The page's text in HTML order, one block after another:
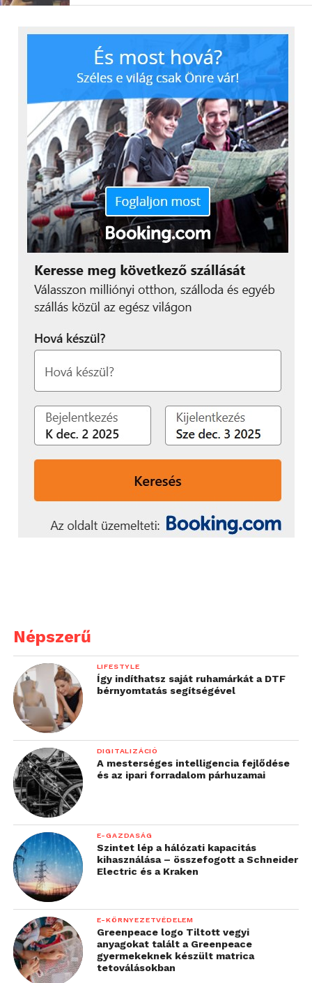
Népszerű
LIFESTYLE
Így indíthatsz saját ruhamárkát a DTF
bérnyomtatás segítségével
DIGITALIZÁCIÓ
A mesterséges intelligencia fejlődése
és az ipari forradalom párhuzamai
E-GAZDASÁG
Szintet lép a hálózati kapacitás
kihasználása – összefogott a Schneider
Electric és a Kraken
E-KÖRNYEZETVÉDELEM
Greenpeace logo Tiltott vegyi
anyagokat talált a Greenpeace
gyermekeknek készült matrica
tetoválásokban